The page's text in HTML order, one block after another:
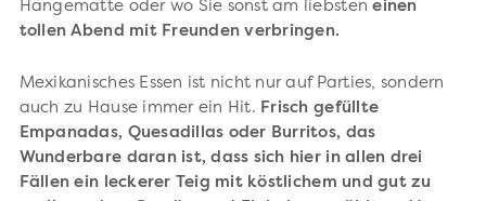
Hängematte oder wo Sie sonst am liebsteneinen
tollen Abend mit Freunden verbringen.
Mexikanisches Essen ist nicht nur auf Parties, sondern
auch zu Hause immer ein Hit. Frisch gefüllte
Empanadas, Quesadillas oder Burritos, das
Wunderbare daran ist, dass sich hier in allen drei
Fällen ein leckerer Teig mit köstlichem und gut zu